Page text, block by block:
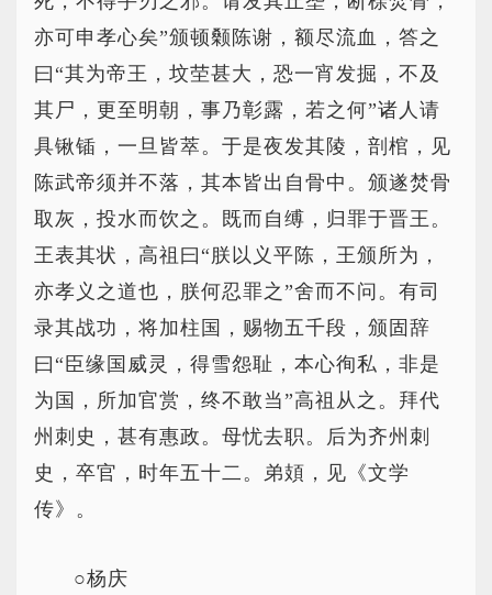
亦可申孝心矣”颁顿颡陈谢，额尽流血，答之
曰“其为帝王，坟茔甚大，恐一宵发掘，不及
其尸，更至明朝，事乃彰露，若之何”诸人请
具锹锸，一旦皆萃。于是夜发其陵，剖棺，见
陈武帝须并不落，其本皆出自骨中。颁遂焚骨
取灰，投水而饮之。既而自缚，归罪于晋王。
王表其状，高祖曰“朕以义平陈，王颁所为，
亦孝义之道也，朕何忍罪之”舍而不问。有司
录其战功，将加柱国，赐物五千段，颁固辞
曰“臣缘国威灵，得雪怨耻，本心徇私，非是
为国，所加官赏，终不敢当”高祖从之。拜代
州刺史，甚有惠政。母忧去职。后为齐州刺
史，卒官，时年五十二。弟頍，见《文学
传》。
○杨庆